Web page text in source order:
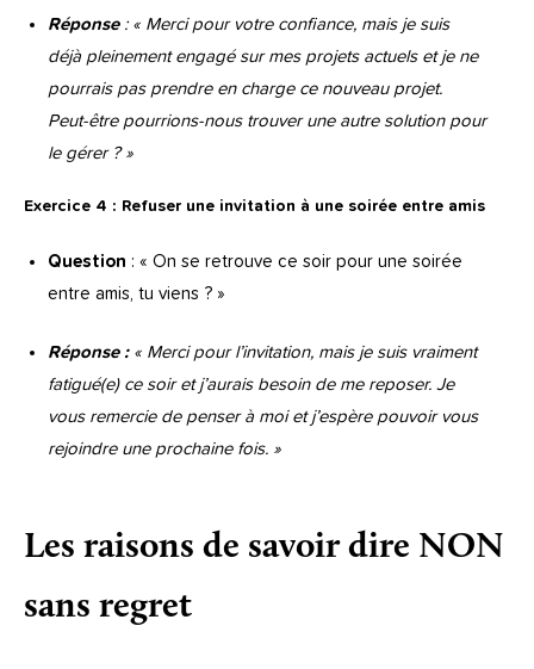
Réponse : « Merci pour votre confiance, mais je suis
déjà pleinement engagé sur mes projets actuels et je ne
pourrais pas prendre en charge ce nouveau projet.
Peut-être pourrions-nous trouver une autre solution pour
le gérer ? »
Exercice 4 : Refuser une invitation à une soirée entre amis
Question : « On se retrouve ce soir pour une soirée
entre amis, tu viens ? »
Réponse :« Merci pour l’invitation, mais je suis vraiment
fatigué(e) ce soir et j’aurais besoin de me reposer. Je
vous remercie de penser à moi et j’espère pouvoir vous
rejoindre une prochaine fois. »
Les raisons de savoir dire NON
sans regret